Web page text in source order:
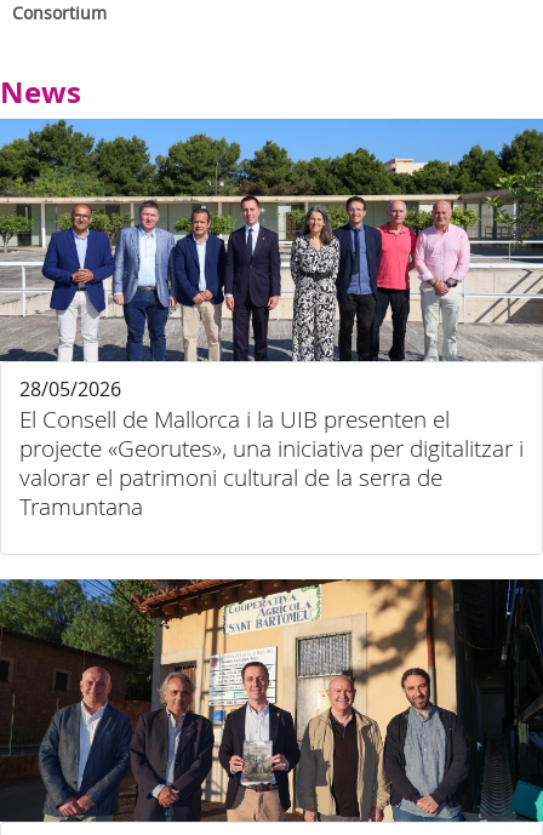
Consortium
News
El Consell de Mallorca i la UIB presenten el
projecte «Georutes», una iniciativa per digitalitzar i
valorar el patrimoni cultural de la serra de
Tramuntana
28/05/2026